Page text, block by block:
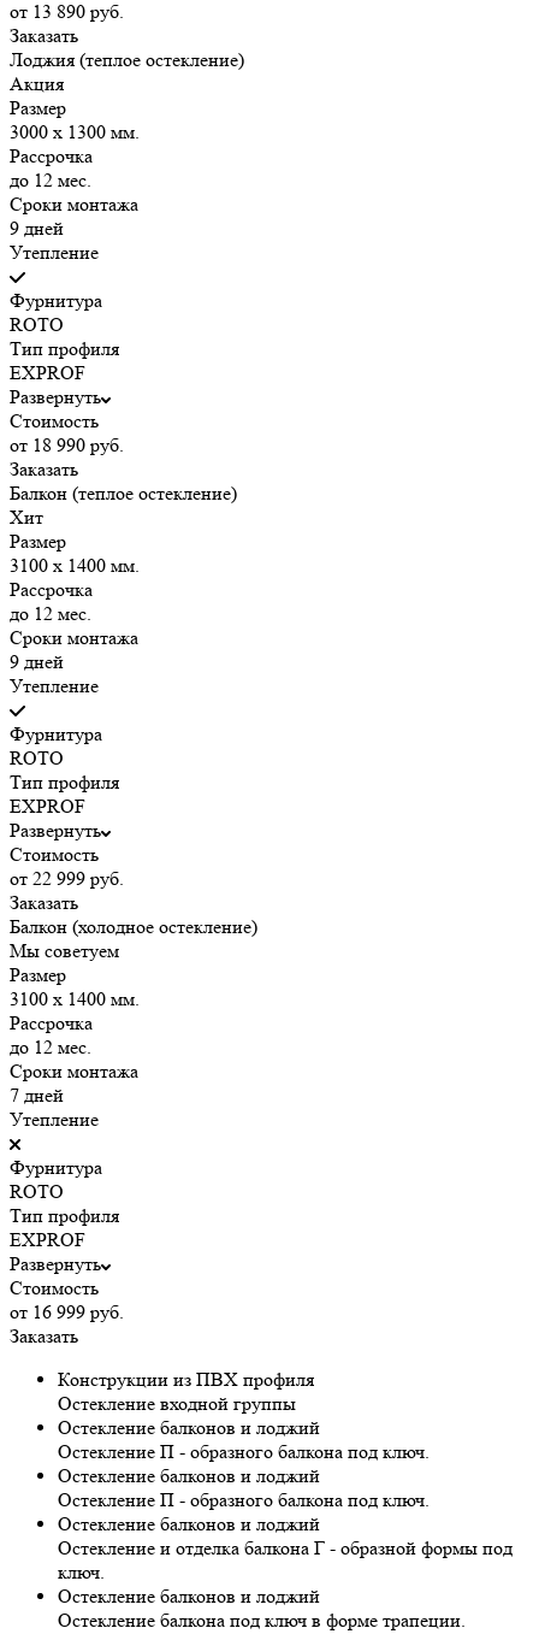
от 13 890 руб.
Заказать
Лоджия (теплое остекление)
Акция
Размер
3000 х 1300 мм.
Рассрочка
до 12 мес.
Сроки монтажа
9 дней
Утепление
Фурнитура
ROTO
Тип профиля
EXPROF
Развернуть
Стоимость
от 18 990 руб.
Заказать
Балкон (теплое остекление)
Хит
Размер
3100 х 1400 мм.
Рассрочка
до 12 мес.
Сроки монтажа
9 дней
Утепление
Фурнитура
ROTO
Тип профиля
EXPROF
Развернуть
Стоимость
от 22 999 руб.
Заказать
Балкон (холодное остекление)
Мы советуем
Размер
3100 х 1400 мм.
Рассрочка
до 12 мес.
Сроки монтажа
7 дней
Утепление
Фурнитура
ROTO
Тип профиля
EXPROF
Развернуть
Стоимость
от 16 999 руб.
Заказать
Конструкции из ПВХ профиля
Остекление входной группы
Остекление балконов и лоджий
Остекление П - образного балкона под ключ.
Остекление балконов и лоджий
Остекление П - образного балкона под ключ.
Остекление балконов и лоджий
Остекление и отделка балкона Г - образной формы под
ключ.
Остекление балконов и лоджий
Остекление балкона под ключ в форме трапеции.